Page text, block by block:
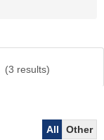
(3 results)
All
Other